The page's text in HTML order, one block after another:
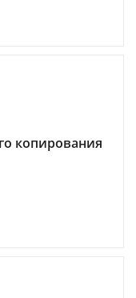
копирования